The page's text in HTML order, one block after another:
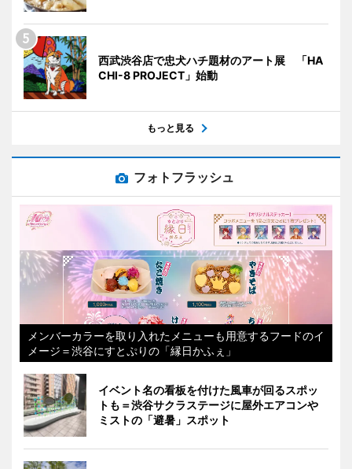
西武渋谷店で忠犬ハチ題材のアート展 「HA
CHI-8 PROJECT」始動
もっと見る
フォトフラッシュ
メンバーカラーを取り入れたメニューも用意するフードのイ
メージ＝渋谷にすとぷりの「縁日かふぇ」
イベント名の看板を付けた風車が回るスポッ
トも＝渋谷サクラステージに屋外エアコンや
ミストの「避暑」スポット